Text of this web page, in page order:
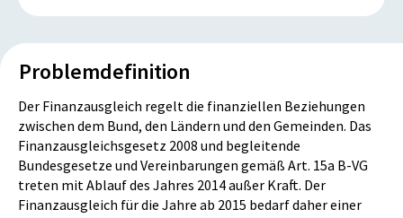
Problemdefinition
Der Finanzausgleich regelt die finanziellen Beziehungen
zwischen dem Bund, den Ländern und den Gemeinden. Das
Finanzausgleichsgesetz 2008 und begleitende
Bundesgesetze und Vereinbarungen gemäß Art. 15a B-VG
treten mit Ablauf des Jahres 2014 außer Kraft. Der
Finanzausgleich für die Jahre ab 2015 bedarf daher einer